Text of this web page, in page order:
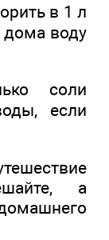
в 1 л
дома воду
соли
если
а